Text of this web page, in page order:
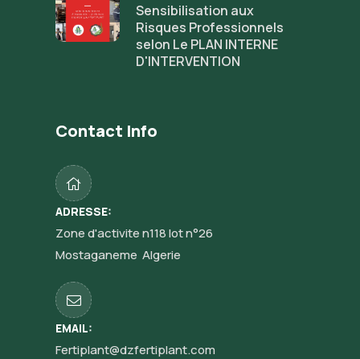
Sensibilisation aux
Risques Professionnels
selon Le PLAN INTERNE
D'INTERVENTION
Contact Info
ADRESSE:
Zone d'activite n118 lot n°26
Mostaganeme Algerie
EMAIL:
Fertiplant@dzfertiplant.com